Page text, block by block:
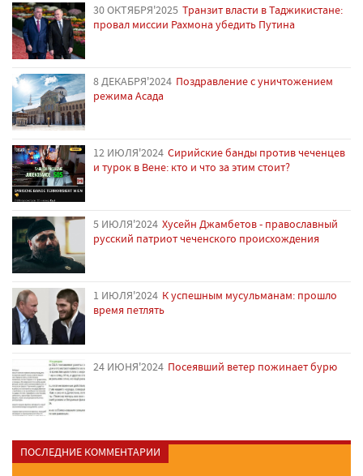
30 ОКТЯБРЯ'2025 Транзит власти в Таджикистане:
провал миссии Рахмона убедить Путина
8 ДЕКАБРЯ'2024 Поздравление с уничтожением
режима Асада
12 ИЮЛЯ'2024 Сирийские банды против чеченцев
и турок в Вене: кто и что за этим стоит?
5 ИЮЛЯ'2024 Хусейн Джамбетов - православный
русский патриот чеченского происхождения
1 ИЮЛЯ'2024 К успешным мусульманам: прошло
время петлять
24 ИЮНЯ'2024 Посеявший ветер пожинает бурю
ПОСЛЕДНИЕ КОММЕНТАРИИ